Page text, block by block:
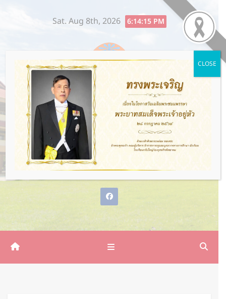
Sat. Aug 8th, 2026 6:14:16 PM
โรงเรียนกรับใหญ่ว่องกุศลกิจ
พิทยาคม
พ่อแม่ให้ชีวิต ว่องกุศลกิจให้อนาคต
CLOSE